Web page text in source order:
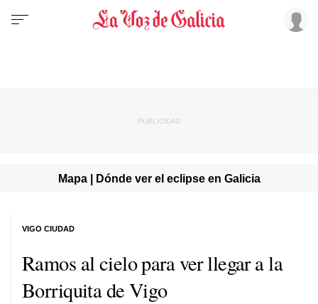
Mapa | Dónde ver el eclipse en Galicia
Ramos al cielo para ver llegar a la
Borriquita de Vigo
VIGO CIUDAD